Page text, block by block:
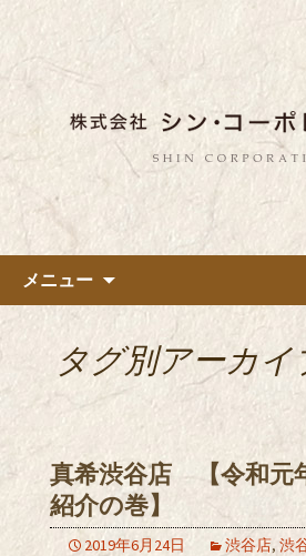
都内に5店舗展開
のお店「真希（し
営する「株式会
レーション」のブ
東京都内に5店舗ある
店「真希（しんき）」
会社シン・コーポレー
情報はこちら。店舗に
業、宴会なども承っ
のメニューも豊富にご
メニュー
タグ別アーカイ
真希渋谷店 【令和元
紹介の巻】
2019年6月24日 渋谷店, 渋